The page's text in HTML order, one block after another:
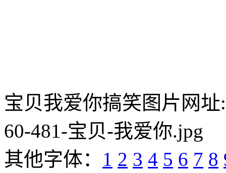
宝贝我爱你搞笑图片网址
60-481-宝贝-我爱你.jpg
其他字体： 1 2 3 4 5 6 7 8